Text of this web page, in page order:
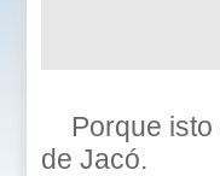
Porque
de Jacó.